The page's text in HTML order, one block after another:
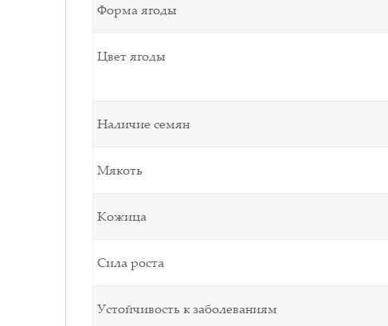
Форма ягоды
Цвет ягоды
Наличие семян
Мякоть
Кожица
Сила роста
Устойчивость к заболеваниям